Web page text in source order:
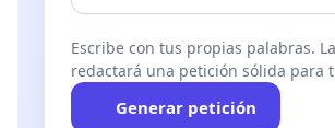
Escribe con tus propias palabras.
redactará una petición sólida para
Generar petición